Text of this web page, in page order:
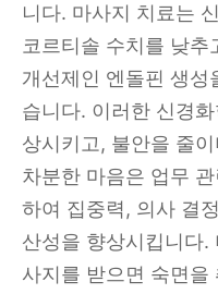
니다. 마사지 치료는
코르티솔 수치를 낮추
개선제인 엔돌핀 생성
습니다. 이러한 신경
상시키고, 불안을 줄
차분한 마음은 업무
하여 집중력, 의사 결
산성을 향상시킵니다
사지를 받으면 숙면을